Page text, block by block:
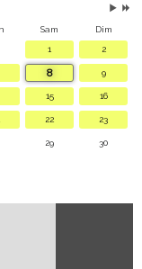
Sam
Dim
1
2
8 9
15 16
22 23
29 30